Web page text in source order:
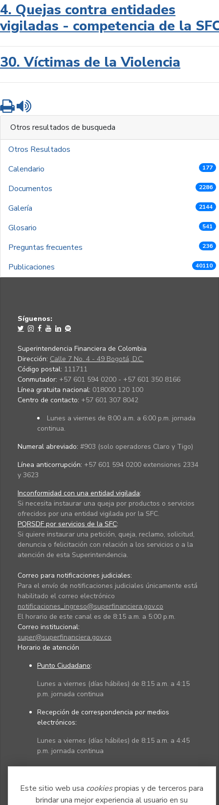
Este sitio web usa cookiespropias y de terceros para
brindar una mejor experiencia al usuario en su
4. Quejas contra entidades
vigiladas - competencia de la
30. Víctimas de la Violencia
Imprimir
Otros resultados de busqueda
Otros Resultados
Calendario
177
Documentos 2286
Galería 2144
Glosario 541
Preguntas frecuentes 236
Publicaciones 40110
Síguenos:
Superintendencia Financiera de Colombia
Dirección: Calle 7 No. 4 - 49 Bogotá, D.C.
Código postal: 111711
Conmutador: +57 601 594 0200 - +57 601 350 8166
Línea gratuita nacional: 018000 120 100
Centro de contacto: +57 601 307 8042
Lunes a viernes de 8:00 a.m. a 6:00 p.m. jornada
continua.
Numeral abreviado: #903 (solo operadores Claro y Tigo)
Línea anticorrupción: +57 601 594 0200 extensiones 2334
y 3623
Inconformidad con una entidad vigilada:
Si necesita instaurar una queja por productos o servicios
ofrecidos por una entidad vigilada por la SFC.
PQRSDF por servicios de la SFC:
Si quiere instaurar una petición, queja, reclamo, solicitud,
denuncia o felicitación con relación a los servicios o a la
atención de esta Superintendencia.
Correo para notificaciones judiciales:
Para el envío de notificaciones judiciales únicamente está
habilitado el correo electrónico
notificaciones_ingreso@superfinanciera.gov.co
El horario de este canal es de 8:15 a.m. a 5:00 p.m.
Correo institucional:
super@superfinanciera.gov.co
Horario de atención
Punto Ciudadano:
Lunes a viernes (días hábiles) de 8:15 a.m. a 4:15
p.m. jornada continua
Recepción de correspondencia por medios
electrónicos:
Lunes a viernes (días hábiles) de 8:15 a.m. a 4:45
p.m. jornada continua